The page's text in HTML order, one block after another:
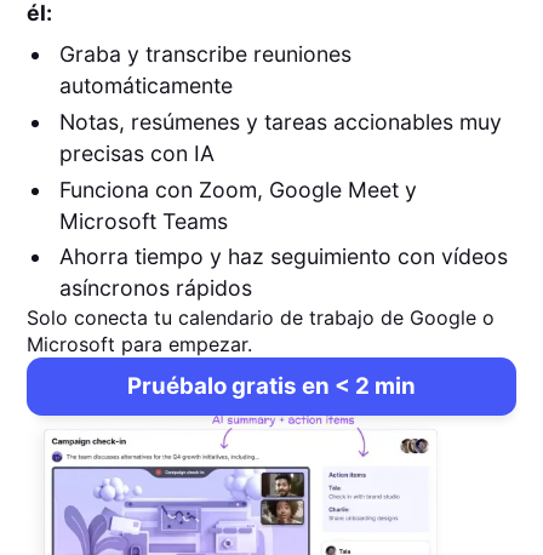
él:
Graba y transcribe reuniones
automáticamente
Notas, resúmenes y tareas accionables muy
precisas con IA
Funciona con Zoom, Google Meet y
Microsoft Teams
Ahorra tiempo y haz seguimiento con vídeos
asíncronos rápidos
Solo conecta tu calendario de trabajo de Google o
Microsoft para empezar.
Pruébalo gratis en < 2 min